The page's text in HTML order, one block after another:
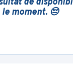
le moment. 😔